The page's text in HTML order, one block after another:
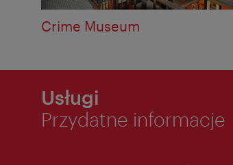
Crime Museum
Usługi
Przydatne informacje